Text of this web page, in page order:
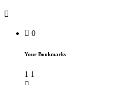
0
Your Bookmarks
1 1